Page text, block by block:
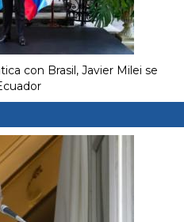
con Brasil, Javier Milei se